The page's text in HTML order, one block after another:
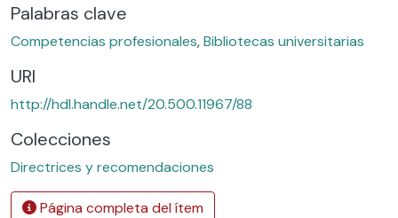
Palabras clave
Competencias profesionales,Bibliotecas universitarias
URI
http://hdl.handle.net/20.500.11967/88
Colecciones
Directrices y recomendaciones
Página completa del ítem